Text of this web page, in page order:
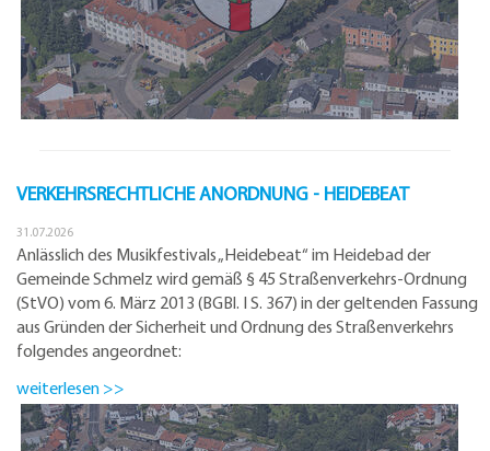
VERKEHRSRECHTLICHE ANORDNUNG - HEIDEBEAT
31.07.2026
Anlässlich des Musikfestivals „Heidebeat“ im Heidebad der
Gemeinde Schmelz wird gemäß § 45 Straßenverkehrs-Ordnung
(StVO) vom 6. März 2013 (BGBl. I S. 367) in der geltenden Fassung
aus Gründen der Sicherheit und Ordnung des Straßenverkehrs
folgendes angeordnet:
weiterlesen >>